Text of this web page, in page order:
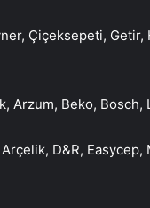
Çiçeksepeti, Getir,
Arzum, Beko, Bosch,
D&R,